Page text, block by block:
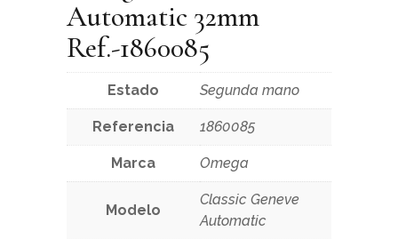
Automatic 32mm
Ref.-1860085
Estado Segunda mano
Referencia 1860085
Marca Omega
Modelo
Classic Geneve
Automatic